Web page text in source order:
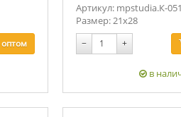
оптом
Артикул: mpstudia.К-051
Размер: 21х28
− +
в